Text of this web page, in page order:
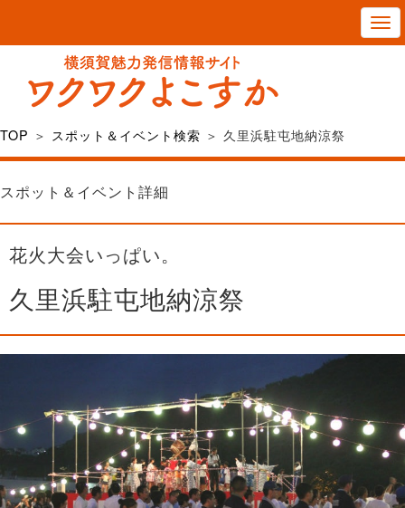
T
e
v
t
i
TOP ＞ スポット＆イベント検索 ＞ 久里浜駐屯地納涼祭
スポット＆イベント詳細
花火大会いっぱい。
久里浜駐屯地納涼祭